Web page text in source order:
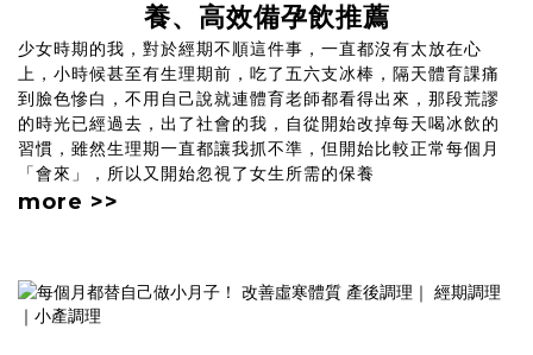
養、高效備孕飲推薦
少女時期的我，對於經期不順這件事，一直都沒有太放在心
上，小時候甚至有生理期前，吃了五六支冰棒，隔天體育課痛
到臉色慘白，不用自己說就連體育老師都看得出來，那段荒謬
的時光已經過去，出了社會的我，自從開始改掉每天喝冰飲的
習慣，雖然生理期一直都讓我抓不準，但開始比較正常每個月
「會來」，所以又開始忽視了女生所需的保養
more >>